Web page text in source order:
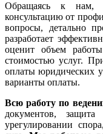
Обращаясь к нам,
консультацию от
вопросы, детально
разработает
оценит объем
стоимостью услуг.
оплаты юридических
варианты оплаты.
Всю работу по
документов,
урегулировании